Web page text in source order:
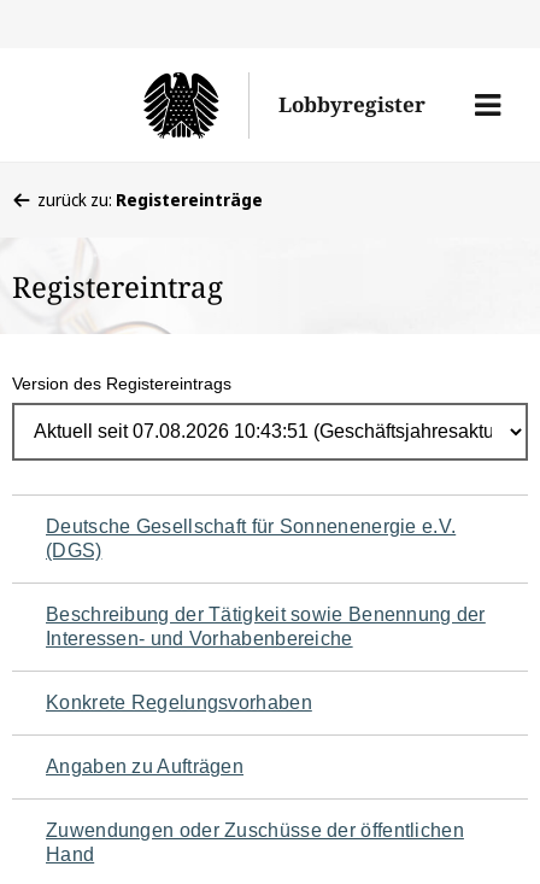
Lobbyregister
Menü
befinden
hier:
zurück zu: Registereinträge
Registereintrag
Version des Registereintrags
Navigation
für
den
Seiteninhalt
Deutsche Gesellschaft für Sonnenenergie e.V.
(DGS)
Beschreibung der Tätigkeit sowie Benennung der
Interessen- und Vorhabenbereiche
Konkrete Regelungsvorhaben
Angaben zu Aufträgen
Zuwendungen oder Zuschüsse der öffentlichen
Hand